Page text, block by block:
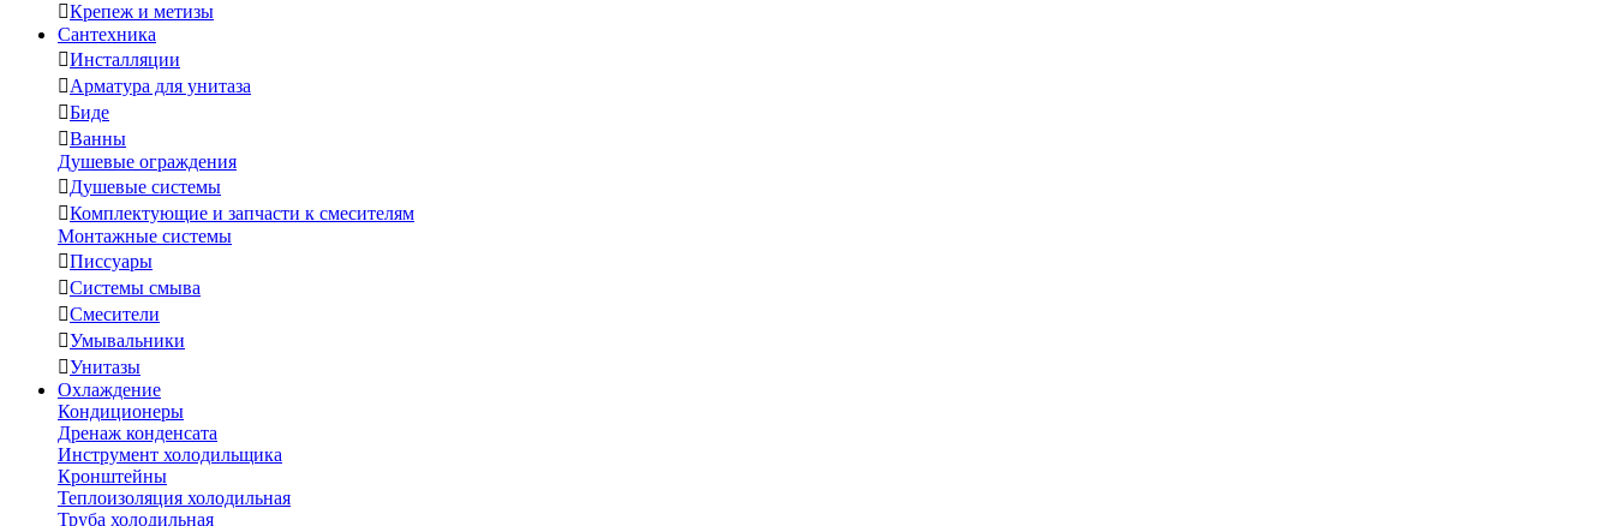
Крепеж и метизы
Сантехника
Инсталляции
Арматура для унитаза
Биде
Ванны
Душевые ограждения
Душевые системы
Комплектующие и запчасти к смесителям
Монтажные системы
Писсуары
Системы смыва
Смесители
Умывальники
Унитазы
Охлаждение
Кондиционеры
Дренаж конденсата
Инструмент холодильщика
Кронштейны
Теплоизоляция холодильная
Труба холодильная